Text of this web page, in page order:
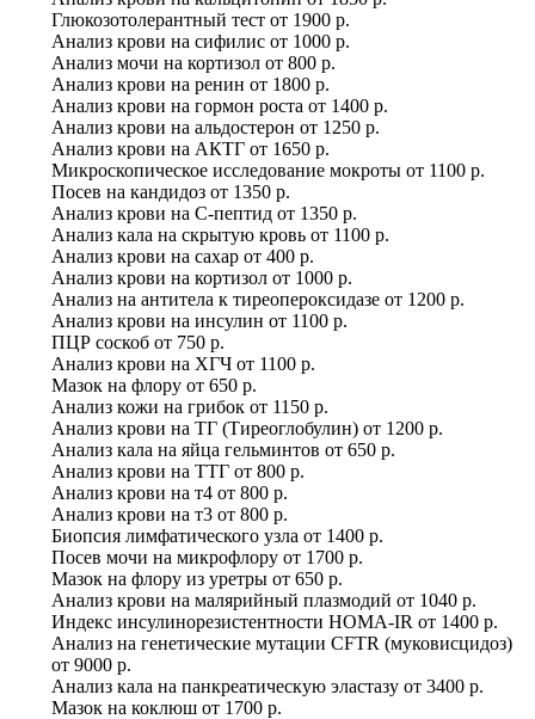
Глюкозотолерантный тест от 1900 р.
Анализ крови на сифилис от 1000 р.
Анализ мочи на кортизол от 800 р.
Анализ крови на ренин от 1800 р.
Анализ крови на гормон роста от 1400 р.
Анализ крови на альдостерон от 1250 р.
Анализ крови на АКТГ от 1650 р.
Микроскопическое исследование мокроты от 1100 р.
Посев на кандидоз от 1350 р.
Анализ крови на С-пептид от 1350 р.
Анализ кала на скрытую кровь от 1100 р.
Анализ крови на сахар от 400 р.
Анализ крови на кортизол от 1000 р.
Анализ на антитела к тиреопероксидазе от 1200 р.
Анализ крови на инсулин от 1100 р.
ПЦР соскоб от 750 р.
Анализ крови на ХГЧ от 1100 р.
Мазок на флору от 650 р.
Анализ кожи на грибок от 1150 р.
Анализ крови на ТГ (Tиреоглобулин) от 1200 р.
Анализ кала на яйца гельминтов от 650 р.
Анализ крови на ТТГ от 800 р.
Анализ крови на т4 от 800 р.
Анализ крови на т3 от 800 р.
Биопсия лимфатического узла от 1400 р.
Посев мочи на микрофлору от 1700 р.
Мазок на флору из уретры от 650 р.
Анализ крови на малярийный плазмодий от 1040 р.
Индекс инсулинорезистентности HOMA-IR от 1400 р.
Анализ на генетические мутации CFTR (муковисцидоз)
от 9000 р.
Анализ кала на панкреатическую эластазу от 3400 р.
Мазок на коклюш от 1700 р.